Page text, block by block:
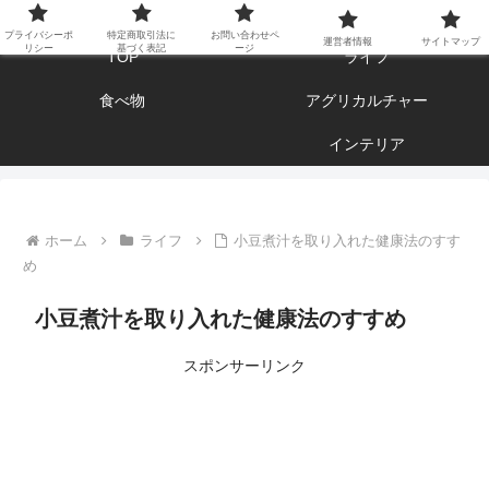
エンジョイ ブログライフ
TOP ライフ
食べ物 アグリカルチャー
インテリア
ホーム ライフ
小豆煮汁を取り入れた健康法のすす
め
小豆煮汁を取り入れた健康法のすすめ
スポンサーリンク
プライバシーポ
リシー
特定商取引法に
基づく表記
お問い合わせペ
ージ
運営者情報 サイトマップ